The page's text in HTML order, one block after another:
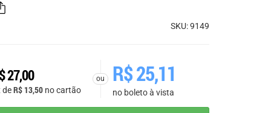
SKU: 9149
27,00
deR$ 13,50 no cartão
ou R$25,11
no boleto à vista